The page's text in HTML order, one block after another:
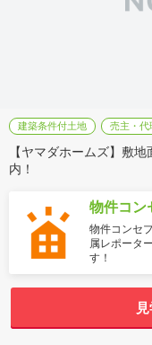
建築条件付土地 売主・代
【ヤマダホームズ】敷
内！
物件コン
物件コンセ
属レポータ
す！